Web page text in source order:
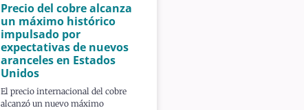
Precio del cobre alcanza
un máximo histórico
impulsado por
expectativas de nuevos
aranceles en Estados
Unidos
El precio internacional del cobre
alcanzó un nuevo máximo